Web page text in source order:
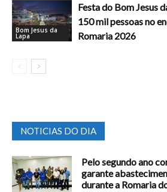
Bom Jesus da
Lapa
Festa do Bom Jesus
150 mil pessoas no
Romaria 2026
NOTICIAS DO DIA
Pelo segundo ano
garante
durante a Romaria